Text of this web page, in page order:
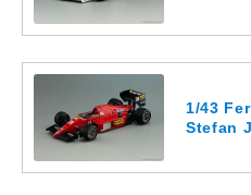
1/43
Stefan